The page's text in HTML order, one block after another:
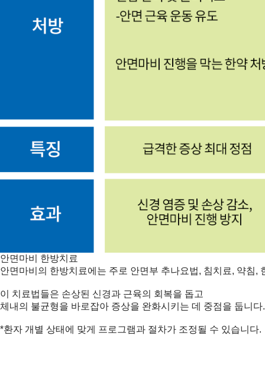
안면마비 한방치료
안면마비의 한방치료에는 주로 안면부 추나요법, 침치료, 약침,
이 치료법들은 손상된 신경과 근육의 회복을 돕고
체내의 불균형을 바로잡아 증상을 완화시키는 데 중점을 둡니다.
*환자 개별 상태에 맞게 프로그램과 절차가 조정될 수 있습니다.